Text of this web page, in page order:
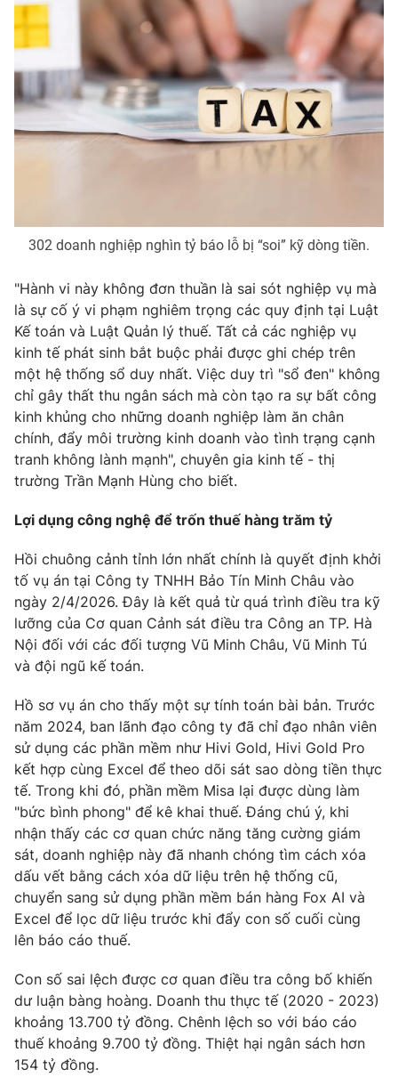
Ðiện thoại Thời báo VTV:
024.66 897 897
Email:
toasoan@vtv.vn
Liên hệ quảng cáo: 024-7300.7108
® Cấm sao chép dưới mọi hình thức nếu không có sự chấp
thuận bằng văn bản. Ghi rõ nguồn VTV.vn khi phát hành lại
thông tin từ website này.
302 doanh nghiệp nghìn tỷ báo lỗ bị “soi” kỹ dòng tiền.
"Hành vi này không đơn thuần là sai sót nghiệp vụ mà
là sự cố ý vi phạm nghiêm trọng các quy định tại Luật
Kế toán và Luật Quản lý thuế. Tất cả các nghiệp vụ
kinh tế phát sinh bắt buộc phải được ghi chép trên
một hệ thống sổ duy nhất. Việc duy trì "sổ đen" không
chỉ gây thất thu ngân sách mà còn tạo ra sự bất công
kinh khủng cho những doanh nghiệp làm ăn chân
chính, đẩy môi trường kinh doanh vào tình trạng cạnh
tranh không lành mạnh", chuyên gia kinh tế - thị
trường Trần Mạnh Hùng cho biết.
Lợi dụng công nghệ để trốn thuế hàng trăm tỷ
Hồi chuông cảnh tỉnh lớn nhất chính là quyết định khởi
tố vụ án tại Công ty TNHH Bảo Tín Minh Châu vào
ngày 2/4/2026. Đây là kết quả từ quá trình điều tra kỹ
lưỡng của Cơ quan Cảnh sát điều tra Công an TP. Hà
Nội đối với các đối tượng Vũ Minh Châu, Vũ Minh Tú
và đội ngũ kế toán.
Hồ sơ vụ án cho thấy một sự tính toán bài bản. Trước
năm 2024, ban lãnh đạo công ty đã chỉ đạo nhân viên
sử dụng các phần mềm như Hivi Gold, Hivi Gold Pro
kết hợp cùng Excel để theo dõi sát sao dòng tiền thực
tế. Trong khi đó, phần mềm Misa lại được dùng làm
"bức bình phong" để kê khai thuế. Đáng chú ý, khi
nhận thấy các cơ quan chức năng tăng cường giám
sát, doanh nghiệp này đã nhanh chóng tìm cách xóa
dấu vết bằng cách xóa dữ liệu trên hệ thống cũ,
chuyển sang sử dụng phần mềm bán hàng Fox AI và
Excel để lọc dữ liệu trước khi đẩy con số cuối cùng
lên báo cáo thuế.
Con số sai lệch được cơ quan điều tra công bố khiến
dư luận bàng hoàng. Doanh thu thực tế (2020 - 2023)
khoảng 13.700 tỷ đồng. Chênh lệch so với báo cáo
thuế khoảng 9.700 tỷ đồng. Thiệt hại ngân sách hơn
154 tỷ đồng.